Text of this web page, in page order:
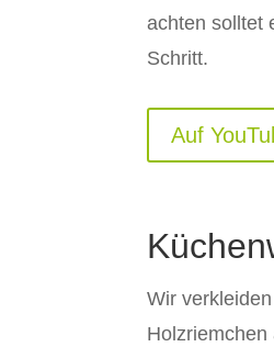
achten solltet
Schritt.
Auf
Wir
Holzriemchen